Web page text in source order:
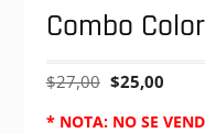
Combo
$27,00 $25,00
* NOTA: NO SE